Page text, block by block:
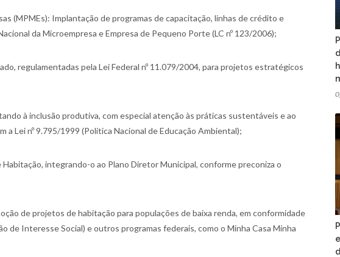
(MPMEs): Implantação de programas de capacitação, linhas de crédito e
da Microempresa e Empresa de Pequeno Porte (LC nº 123/2006);
regulamentadas pela Lei Federal nº 11.079/2004, para projetos estratégicos
à inclusão produtiva, com especial atenção às práticas sustentáveis e ao
Lei nº 9.795/1999 (Política Nacional de Educação Ambiental);
integrando-o ao Plano Diretor Municipal, conforme preconiza o
de projetos de habitação para populações de baixa renda, em conformidade
de Interesse Social) e outros programas federais, como o Minha Casa Minha